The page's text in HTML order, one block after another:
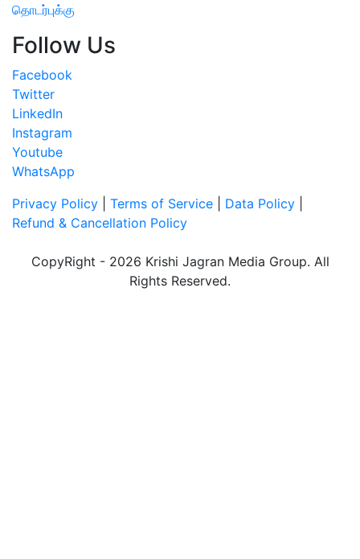
தொடர்புக்கு
Follow Us
Facebook
Twitter
LinkedIn
Instagram
Youtube
WhatsApp
Privacy Policy
Terms of Service Data Policy
Refund & Cancellation Policy
CopyRight - 2026 Krishi Jagran Media Group. All
Rights Reserved.